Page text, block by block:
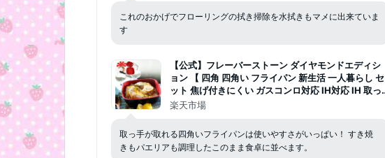
これのおかげでフローリングの拭き掃除を水拭きもマメに出来ていま
す
【公式】フレーバーストーン ダイヤモンドエディシ
ョン 【 四角 四角い フライパン 新生活 一人暮らし セ
ット 焦げ付きにくい ガスコンロ対応 IH対応 IH 取っ
手が取れる 取っ手の取れるフライパン フライパンセ
楽天市場
取っ手が取れる四角いフライパンは使いやすさがいっぱい！ すき焼
きもパエリアも調理したこのまま食卓に並べます。